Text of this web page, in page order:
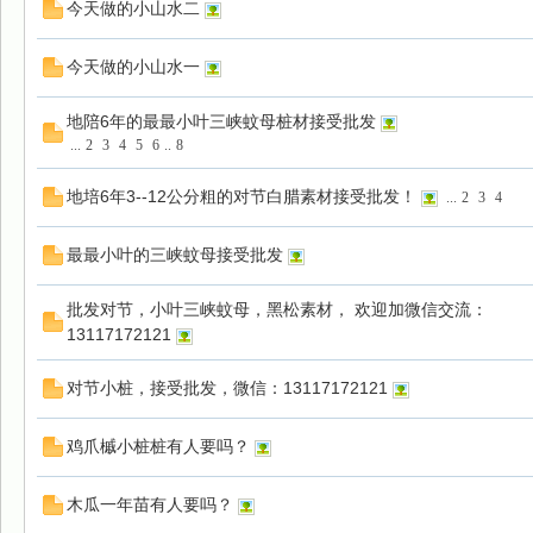
今天做的小山水二
今天做的小山水一
地陪6年的最最小叶三峡蚊母桩材接受批发
... 2 3 4 5 6 .. 8
地培6年3--12公分粗的对节白腊素材接受批发！ ... 2 3 4
最最小叶的三峡蚊母接受批发
批发对节，小叶三峡蚊母，黑松素材， 欢迎加微信交流：
13117172121
对节小桩，接受批发，微信：13117172121
鸡爪槭小桩桩有人要吗？
木瓜一年苗有人要吗？